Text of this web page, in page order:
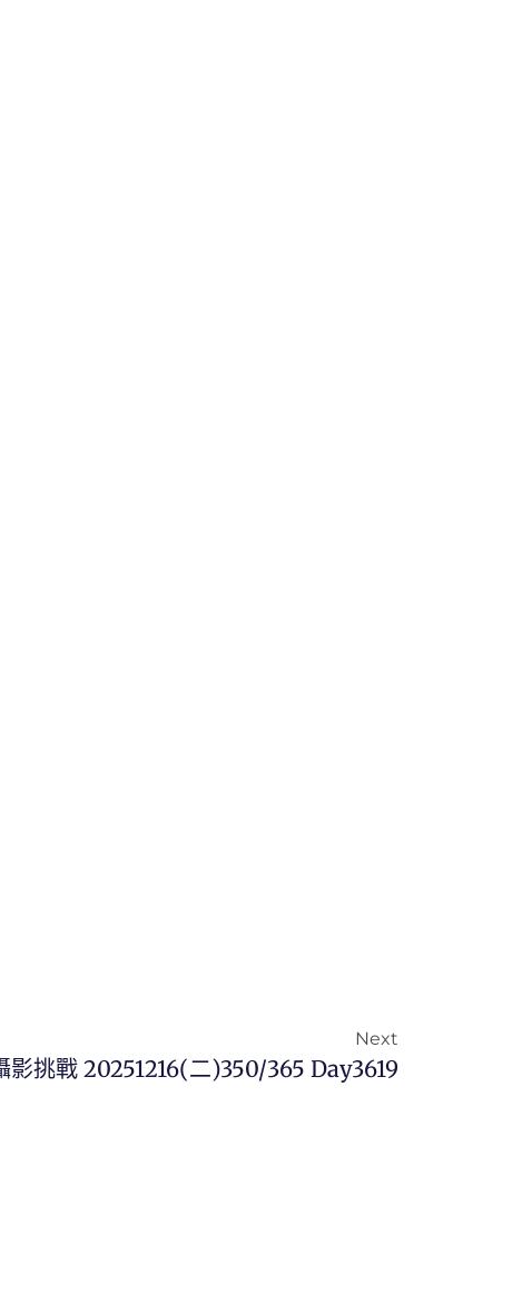
Next
影挑戰 20251216(二)350/365 Day3619